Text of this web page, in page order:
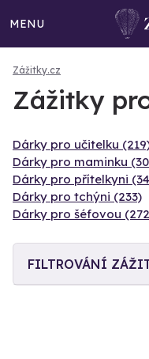
MENU
Zážitky.cz
Zážitky
Dárky pro učitelku
Dárky pro maminku
Dárky pro přítelkyni
Dárky pro tchýni (233)
Dárky pro šéfovou
FILTROVÁNÍ